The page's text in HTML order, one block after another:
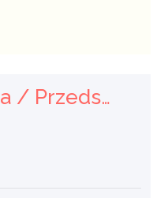
Przedstawicielka / Przedstawiciel Handlowy ds. Żywienia Zwierząt